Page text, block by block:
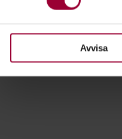
För att du ska få en så
Avvisa